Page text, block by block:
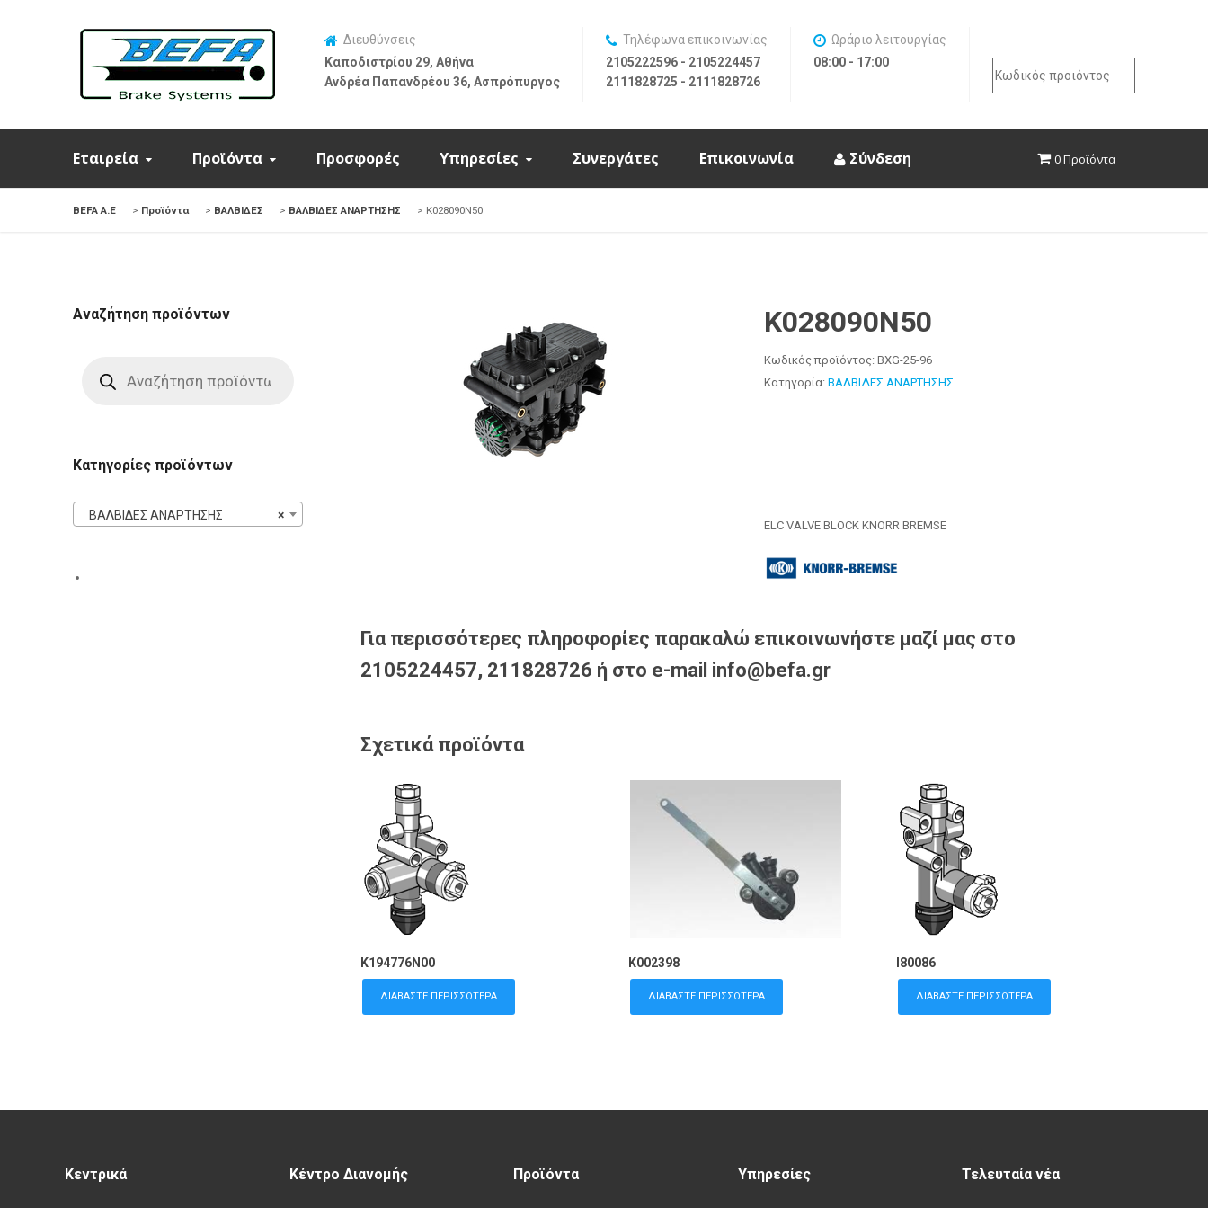
Διευθύνσεις
Καποδιστρίου 29, Αθήνα
Ανδρέα Παπανδρέου 36, Ασπρόπυργος
Τηλέφωνα επικοινωνίας
2105222596 - 2105224457
2111828725 - 2111828726
Ωράριο λειτουργίας
08:00 - 17:00
Search
for:
Εταιρεία Προϊόντα Προσφορές Υπηρεσίες Συνεργάτες Επικοινωνία Σύνδεση 0 Προϊόντα
BEFA Α.Ε > Προϊόντα > ΒΑΛΒΙΔΕΣ > ΒΑΛΒΙΔΕΣ ΑΝΑΡΤΗΣΗΣ > K028090N50
K028090N50
Κωδικός προϊόντος: BXG-25-96
Κατηγορία: ΒΑΛΒΙΔΕΣ ΑΝΑΡΤΗΣΗΣ
ELC VALVE BLOCK KNORR BREMSE
Για περισσότερες πληροφορίες παρακαλώ επικοινωνήστε μαζί μας στο
2105224457, 211828726 ή στο e-mail info@befa.gr
Σχετικά προϊόντα
K194776N00
ΔΙΑΒΆΣΤΕ ΠΕΡΙΣΣΌΤΕΡΑ
K002398
ΔΙΑΒΆΣΤΕ ΠΕΡΙΣΣΌΤΕΡΑ
I80086
ΔΙΑΒΆΣΤΕ ΠΕΡΙΣΣΌΤΕΡΑ
Αναζήτηση προϊόντων
search
Κατηγορίες προϊόντων
×
ΒΑΛΒΙΔΕΣ ΑΝΑΡΤΗΣΗΣ
Κεντρικά Κέντρο Διανομής Προϊόντα Υπηρεσίες Τελευταία νέα